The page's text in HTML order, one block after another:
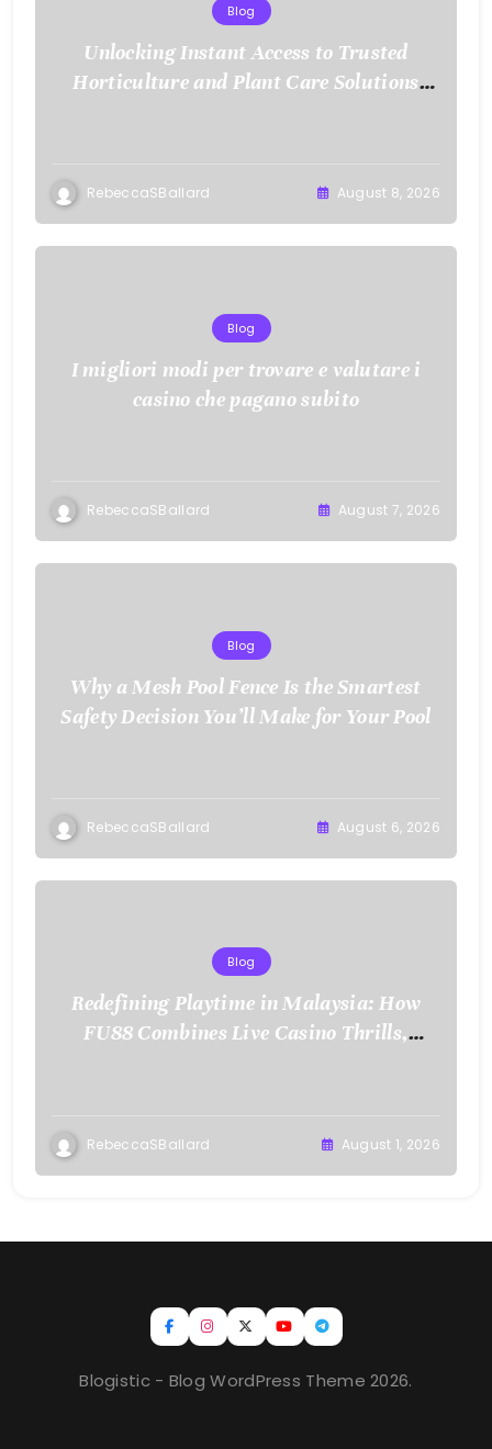
Blog
Unlocking Instant Access to Trusted
Horticulture and Plant Care Solutions
RebeccaSBallard August 8, 2026
Blog
I migliori modi per trovare e valutare i
casino che pagano subito
RebeccaSBallard August 7, 2026
Blog
Why a Mesh Pool Fence Is the Smartest
Safety Decision You’ll Make for Your Pool
RebeccaSBallard August 6, 2026
Blog
Redefining Playtime in Malaysia: How
FU88 Combines Live Casino Thrills,
RebeccaSBallard August 1, 2026
Blogistic - Blog WordPress Theme 2026.